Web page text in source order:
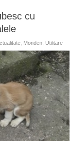
cu
, Monden, Utilitare